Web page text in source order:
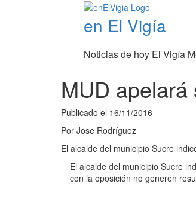
en El Vigía
Noticias de hoy El Vigía
MUD
Publicado el 16/11/2016
Por Jose Rodríguez
El alcalde del municipio Sucre
El alcalde del municipio Sucre
con la oposición no generen